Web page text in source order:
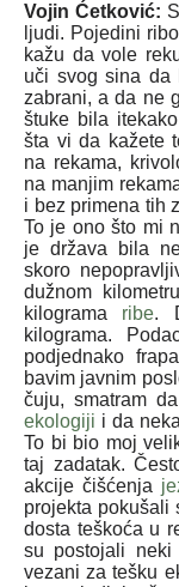
Vojin Ćetković:
ljudi. Pojedini
kažu da vole
uči svog sina da
zabrani, a da ne
štuke bila
šta vi da kažete
na rekama,
na manjim
i bez primena tih
To je ono što mi
je država bila
skoro
dužnom
kilograma ribe.
kilograma.
podjednako
bavim javnim
čuju, smatram
ekologiji i da
To bi bio moj
taj zadatak.
akcije čišćenja
projekta pokušali
dosta teškoća u
su postojali
vezani za tešku